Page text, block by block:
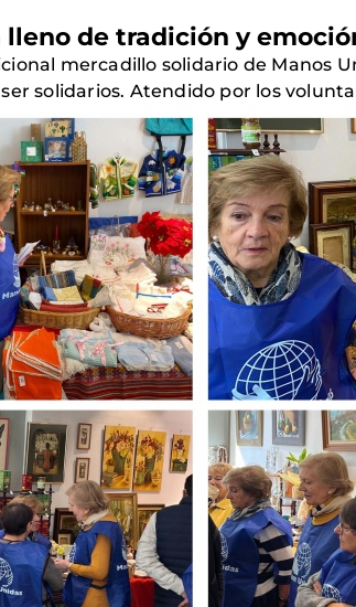
de tradición y
mercadillo solidario de Manos
solidarios. Atendido por los